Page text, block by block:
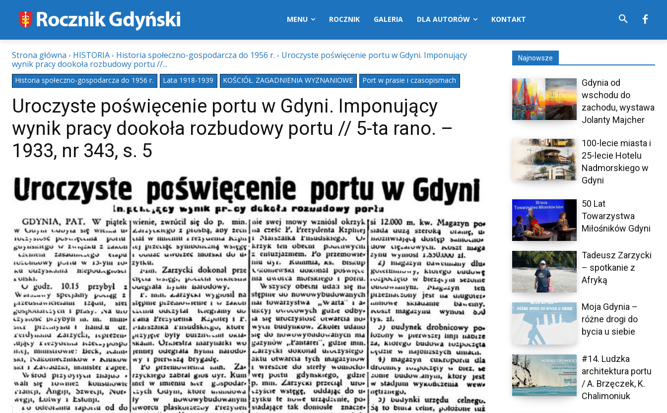
MENU ROCZNIK GALERIA DLA AUTORÓW KONTAKT
Strona główna HISTORIA Historia społeczno-gospodarcza do 1956 r.
Uroczyste poświęcenie portu w Gdyni. Imponujący
wynik pracy dookoła rozbudowy portu //...
Historia społeczno-gospodarcza do 1956 r. Lata 1918-1939 KOŚCIÓŁ. ZAGADNIENIA WYZNANIOWE Port w prasie i czasopismach
Uroczyste poświęcenie portu w Gdyni. Imponujący
wynik pracy dookoła rozbudowy portu // 5-ta rano. –
1933, nr 343, s. 5
Najnowsze
Gdynia od
wschodu do
zachodu, wystawa
Jolanty Majcher
100-lecie miasta i
25-lecie Hotelu
Nadmorskiego w
Gdyni
50 Lat
Towarzystwa
Miłośników Gdyni
Tadeusz Zarzycki
– spotkanie z
Afryką
Moja Gdynia –
różne drogi do
bycia u siebie
#14. Ludzka
architektura portu
/ A. Brzęczek, K.
Chalimoniuk